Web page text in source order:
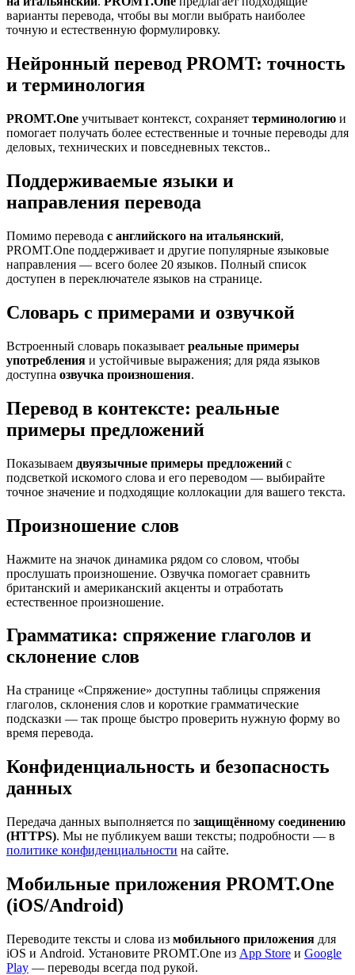
варианты перевода, чтобы вы могли выбрать наиболее
точную и естественную формулировку.
Нейронный перевод PROMT: точность
и терминология
PROMT.One учитывает контекст, сохраняет терминологию и
помогает получать более естественные и точные переводы для
деловых, технических и повседневных текстов..
Поддерживаемые языки и
направления перевода
Помимо перевода с английского на итальянский,
PROMT.One поддерживает и другие популярные языковые
направления — всего более 20 языков. Полный список
доступен в переключателе языков на странице.
Словарь с примерами и озвучкой
Встроенный словарь показывает реальные примеры
употребления и устойчивые выражения; для ряда языков
доступна озвучка произношения.
Перевод в контексте: реальные
примеры предложений
Показываем двуязычные примеры предложений с
подсветкой искомого слова и его переводом — выбирайте
точное значение и подходящие коллокации для вашего текста.
Произношение слов
Нажмите на значок динамика рядом со словом, чтобы
прослушать произношение. Озвучка помогает сравнить
британский и американский акценты и отработать
естественное произношение.
Грамматика: спряжение глаголов и
склонение слов
На странице «Спряжение» доступны таблицы спряжения
глаголов, склонения слов и короткие грамматические
подсказки — так проще быстро проверить нужную форму во
время перевода.
Конфиденциальность и безопасность
данных
Передача данных выполняется по защищённому соединению
(HTTPS). Мы не публикуем ваши тексты; подробности — в
политике конфиденциальности на сайте.
Мобильные приложения PROMT.One
(iOS/Android)
Переводите тексты и слова из мобильного приложения для
iOS и Android. Установите PROMT.One из App Store и Google
Play — переводы всегда под рукой.